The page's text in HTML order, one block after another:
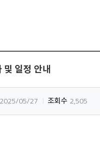
일정 안내
2025/05/27 조회수 2,505